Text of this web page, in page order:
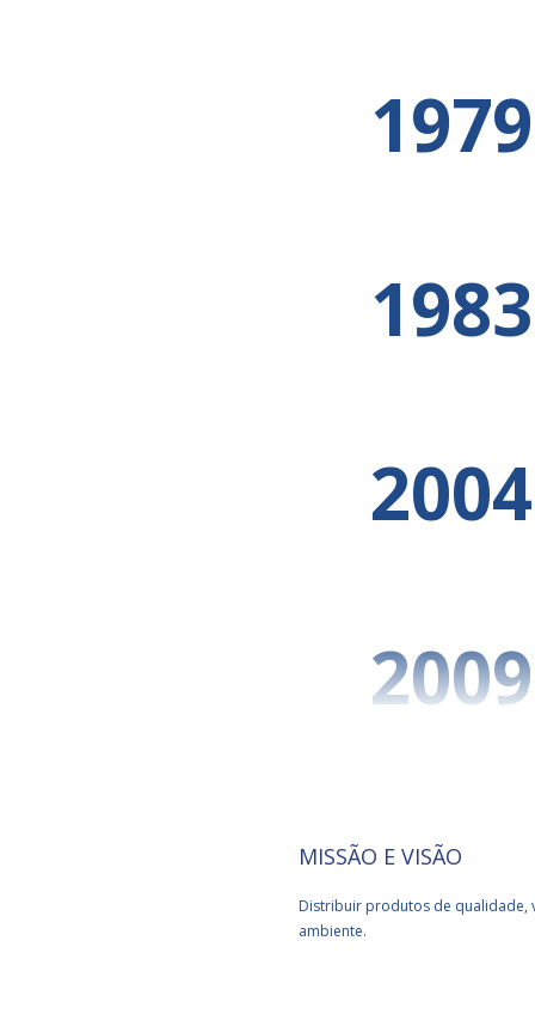
1979
1983
2004
2009
2012
MISSÃO E VISÃO
Distribuir produtos de qualidade,
ambiente.